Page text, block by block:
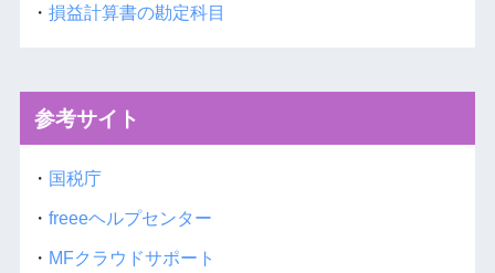
・ 損益計算書の勘定科目
参考サイト
・ 国税庁
・ freeeヘルプセンター
・ MFクラウドサポート